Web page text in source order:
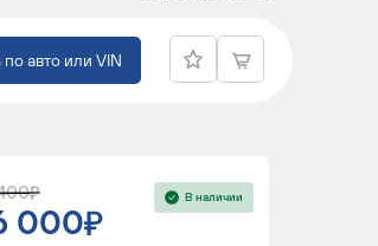
авто или VIN
) AC+
000
В наличии